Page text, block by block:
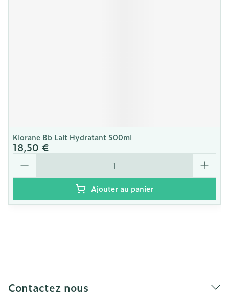
Klorane Bb Lait Hydratant 500ml
18,50 €
Quantité
Ajouter au panier
Contactez nous